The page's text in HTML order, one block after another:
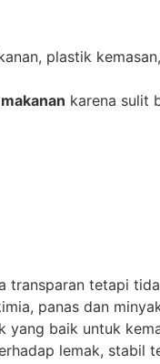
plastik
karena sulit
transparan tetapi
panas dan
yang baik untuk
lemak, stabil